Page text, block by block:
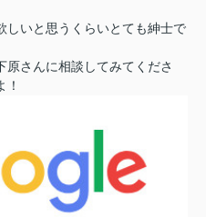
しいと思うくらいとても紳士で
原さんに相談してみてくださ